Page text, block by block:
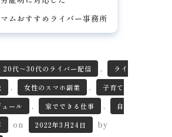
ムおすすめライバー事務所
20代～30代のライバー配信 ,
ライ
, 女性のスマホ副業 ,
子育て
ール
, 家でできる仕事 ,
自
on 2022年3月24日 by